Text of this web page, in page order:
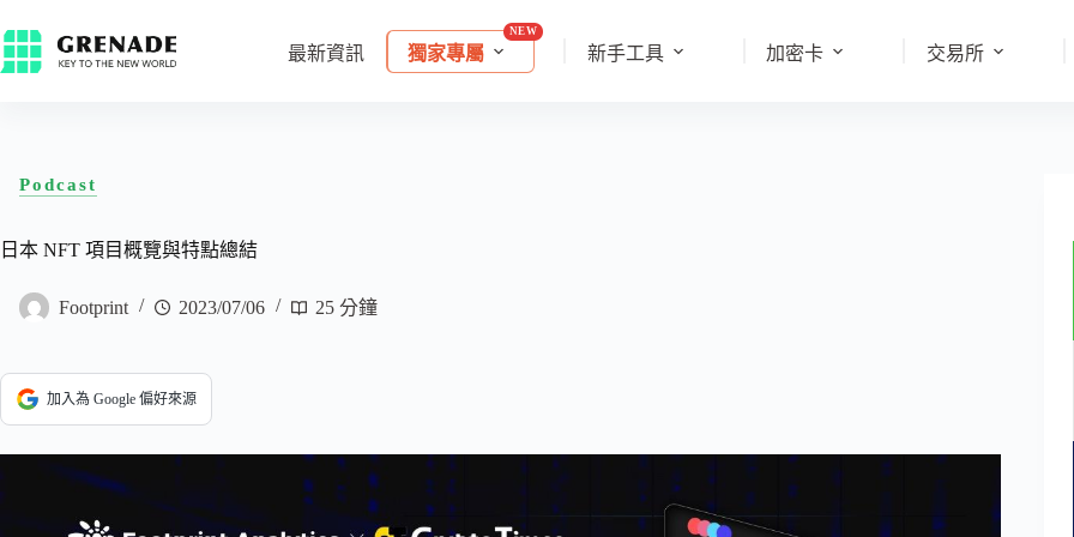
最新資訊 獨家專屬 新手工具 加密卡 交易所
Podcast
日本 NFT 項目概覽與特點總結
Footprint 2023/07/06 25 分鐘
加入為 Google 偏好來源